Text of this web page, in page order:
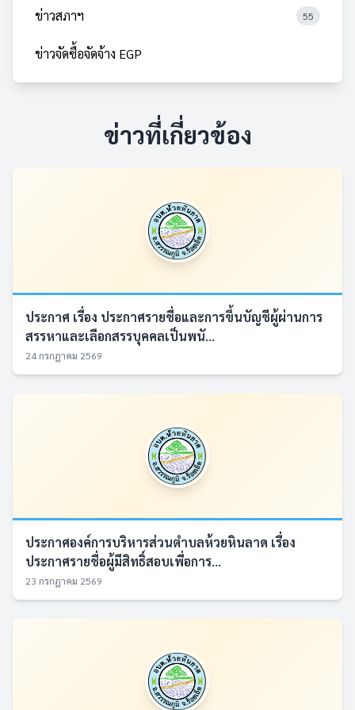
ข่าวสภาฯ 55
ข่าวจัดซื้อจัดจ้าง EGP
ข่าวที่เกี่ยวข้อง
ประกาศ เรื่อง ประกาศรายชื่อและการขึ้นบัญชีผู้ผ่านการ
สรรหาและเลือกสรรบุคคลเป็นพนั...
24 กรกฎาคม 2569
ประกาศองค์การบริหารส่วนตำบลห้วยหินลาด เรื่อง
ประกาศรายชื่อผู้มีสิทธิ์สอบเพื่อการ...
23 กรกฎาคม 2569